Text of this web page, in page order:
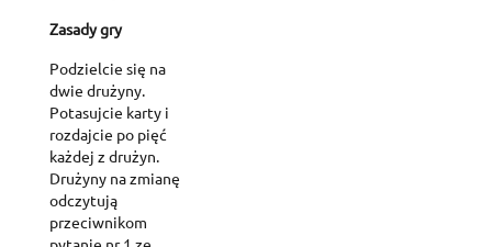
Zasady gry
Podzielcie się na
dwie drużyny.
Potasujcie karty i
rozdajcie po pięć
każdej z drużyn.
Drużyny na zmianę
odczytują
przeciwnikom